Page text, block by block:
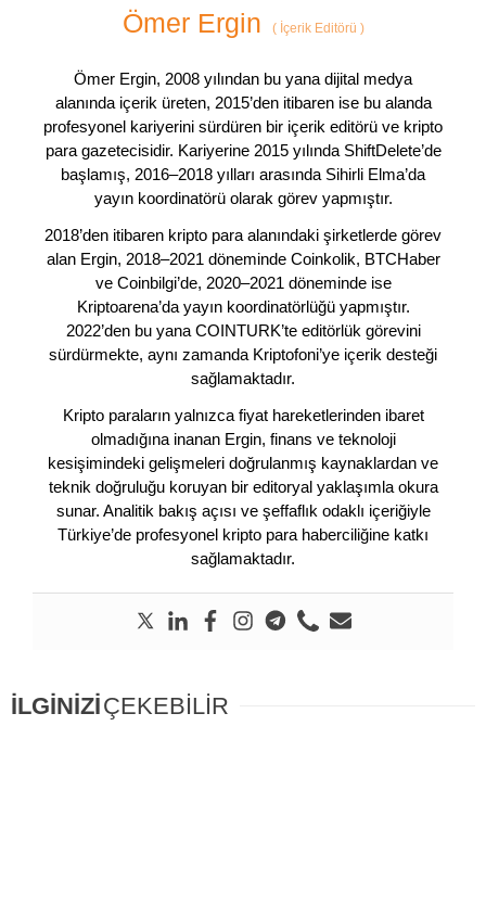
Ömer Ergin (İçerik Editörü )
Ömer Ergin, 2008 yılından bu yana dijital medya
alanında içerik üreten, 2015’den itibaren ise bu alanda
profesyonel kariyerini sürdüren bir içerik editörü ve kripto
para gazetecisidir. Kariyerine 2015 yılında ShiftDelete’de
başlamış, 2016–2018 yılları arasında Sihirli Elma’da
yayın koordinatörü olarak görev yapmıştır.
2018’den itibaren kripto para alanındaki şirketlerde görev
alan Ergin, 2018–2021 döneminde Coinkolik, BTCHaber
ve Coinbilgi’de, 2020–2021 döneminde ise
Kriptoarena’da yayın koordinatörlüğü yapmıştır.
2022’den bu yana COINTURK’te editörlük görevini
sürdürmekte, aynı zamanda Kriptofoni’ye içerik desteği
sağlamaktadır.
Kripto paraların yalnızca fiyat hareketlerinden ibaret
olmadığına inanan Ergin, finans ve teknoloji
kesişimindeki gelişmeleri doğrulanmış kaynaklardan ve
teknik doğruluğu koruyan bir editoryal yaklaşımla okura
sunar. Analitik bakış açısı ve şeffaflık odaklı içeriğiyle
Türkiye’de profesyonel kripto para haberciliğine katkı
sağlamaktadır.
İLGİNİZİÇEKEBİLİR